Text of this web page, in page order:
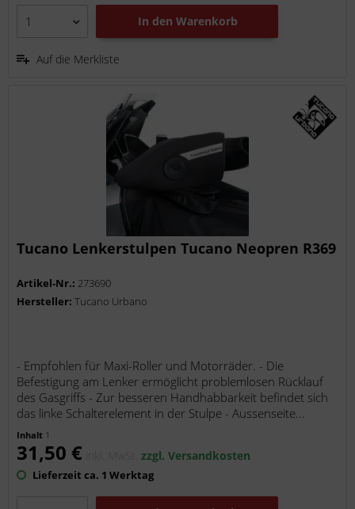
In den Warenkorb
Auf die Merkliste
Tucano Lenkerstulpen Tucano Neopren R369
Artikel-Nr.: 273690
Hersteller:Tucano Urbano
- Empfohlen für Maxi-Roller und Motorräder. - Die
Befestigung am Lenker ermöglicht problemlosen Rücklauf
des Gasgriffs - Zur besseren Handhabbarkeit befindet sich
das linke Schalterelement in der Stulpe - Aussenseite...
Inhalt 1
31,50 € inkl. MwSt.zzgl. Versandkosten
Lieferzeit ca. 1 Werktag